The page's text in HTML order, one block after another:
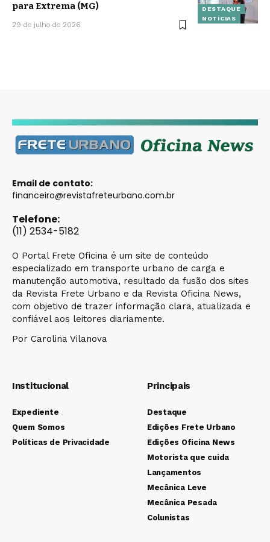
DESTAQUE
NOTÍCIAS
para Extrema (MG)
29 de julho de 2026
Email de contato:
financeiro@revistafreteurbano.com.br
Telefone:
(11) 2534-5182
O Portal Frete Oficina é um site de conteúdo
especializado em transporte urbano de carga e
manutenção automotiva, resultado da fusão dos sites
da Revista Frete Urbano e da Revista Oficina News,
com objetivo de trazer informação clara, atualizada e
confiável aos leitores diariamente.
Por Carolina Vilanova
Institucional
Expediente
Quem Somos
Políticas de Privacidade
Principais
Destaque
Edições Frete Urbano
Edições Oficina News
Motorista que cuida
Lançamentos
Mecânica Leve
Mecânica Pesada
Colunistas